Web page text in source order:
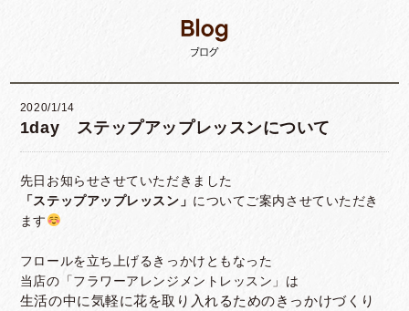
2020/1/14
1day ステップアップレッスンについて
先日お知らせさせていただきました
「ステップアップレッスン」 についてご案内させていただき
ます
フロールを立ち上げるきっかけともなった
当店の「フラワーアレンジメントレッスン」は
生活の中に気軽に花を取り入れるためのきっかけづくり